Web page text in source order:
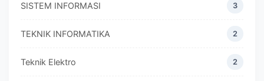
SISTEM INFORMASI 3
TEKNIK INFORMATIKA 2
Teknik Elektro 2